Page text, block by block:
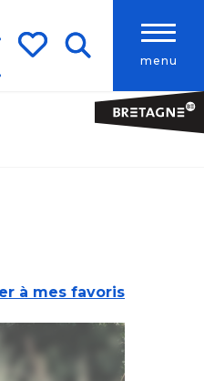
menu
favoris
à mes favoris